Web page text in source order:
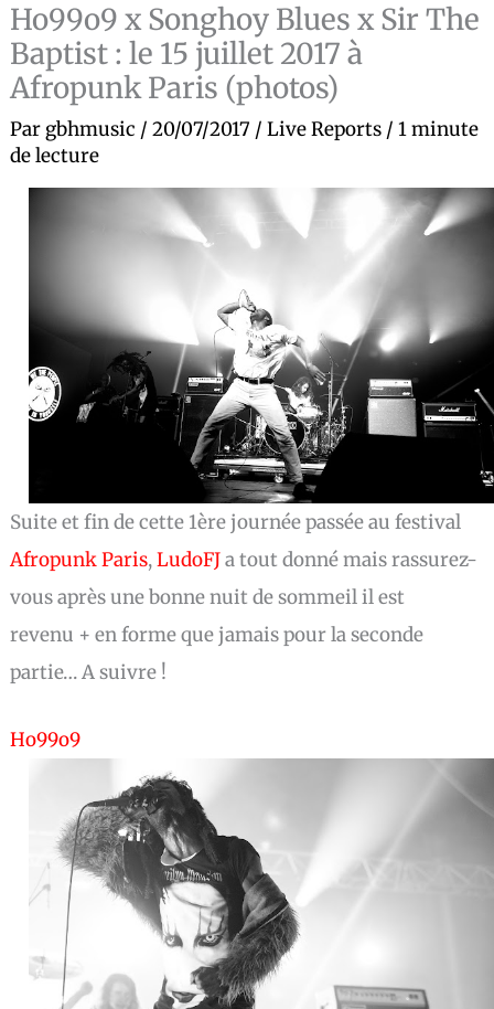
Ho99o9 x Songhoy Blues x Sir The
Baptist : le 15 juillet 2017 à
Afropunk Paris (photos)
Par gbhmusic /20/07/2017 /Live Reports /1 minute
de lecture
Suite et fin de cette 1ère journée passée au festival
Afropunk Paris,LudoFJa tout donné mais rassurez-
vous après une bonne nuit de sommeil il est
revenu + en forme que jamais pour la seconde
partie… A suivre !
Ho99o9